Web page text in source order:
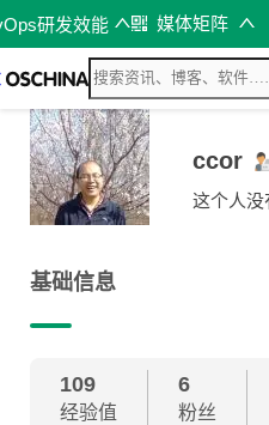
研发效能 媒体矩阵
ccor
这个人没
基础信息
109
经验值
6
粉丝